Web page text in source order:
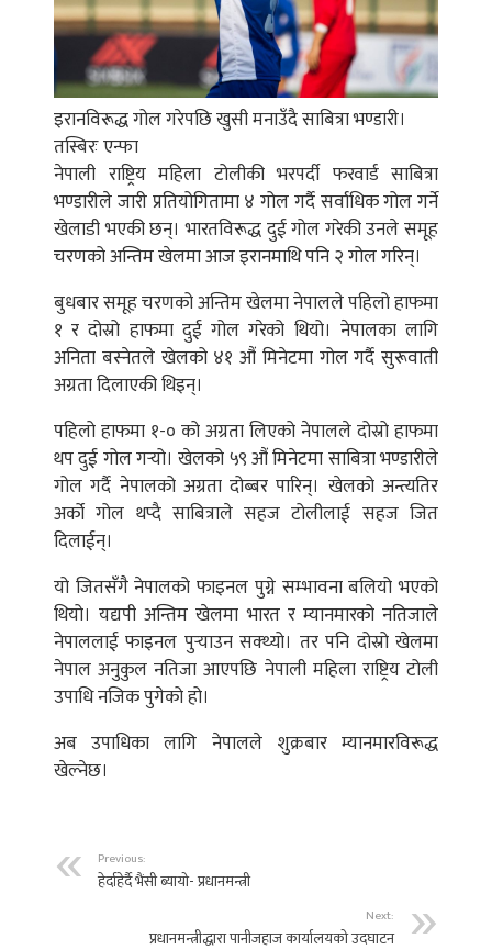
इरानविरूद्ध गोल गरेपछि खुसी मनाउँदै साबित्रा भण्डारी।
तस्बिरः एन्फा
नेपाली राष्ट्रिय महिला टोलीकी भरपर्दी फरवार्ड साबित्रा
भण्डारीले जारी प्रतियोगितामा ४ गोल गर्दै सर्वाधिक गोल गर्ने
खेलाडी भएकी छन्। भारतविरूद्ध दुई गोल गरेकी उनले समूह
चरणको अन्तिम खेलमा आज इरानमाथि पनि २ गोल गरिन्।
बुधबार समूह चरणको अन्तिम खेलमा नेपालले पहिलो हाफमा
१ र दोस्रो हाफमा दुई गोल गरेको थियो। नेपालका लागि
अनिता बस्नेतले खेलको ४१ औं मिनेटमा गोल गर्दै सुरूवाती
अग्रता दिलाएकी थिइन्।
पहिलो हाफमा १-० को अग्रता लिएको नेपालले दोस्रो हाफमा
थप दुई गोल गर्‍यो। खेलको ५९ औं मिनेटमा साबित्रा भण्डारीले
गोल गर्दै नेपालको अग्रता दोब्बर पारिन्। खेलको अन्त्यतिर
अर्को गोल थप्दै साबित्राले सहज टोलीलाई सहज जित
दिलाईन्।
यो जितसँगै नेपालको फाइनल पुग्ने सम्भावना बलियो भएको
थियो। यद्यपी अन्तिम खेलमा भारत र म्यानमारको नतिजाले
नेपाललाई फाइनल पुर्‍याउन सक्थ्यो। तर पनि दोस्रो खेलमा
नेपाल अनुकुल नतिजा आएपछि नेपाली महिला राष्ट्रिय टोली
उपाधि नजिक पुगेको हो।
अब उपाधिका लागि नेपालले शुक्रबार म्यानमारविरूद्ध
खेल्नेछ।
Previous:
हेर्दाहेर्दै भैंसी ब्यायो- प्रधानमन्त्री
Next:
प्रधानमन्त्रीद्धारा पानीजहाज कार्यालयको उदघाटन